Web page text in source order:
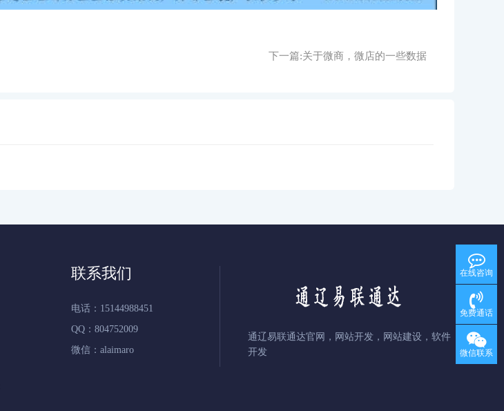
下一篇:关于微商，微店的一些数据
联系我们
电话：15144988451
QQ：804752009
微信：alaimaro
通辽易联通达官网，网站开发，网站建设，软件
开发
在线咨询
免费通话
微信联系